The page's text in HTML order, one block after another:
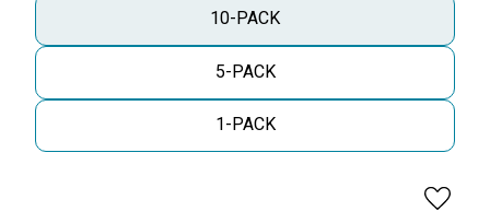
10-PACK
5-PACK
1-PACK
Lägg